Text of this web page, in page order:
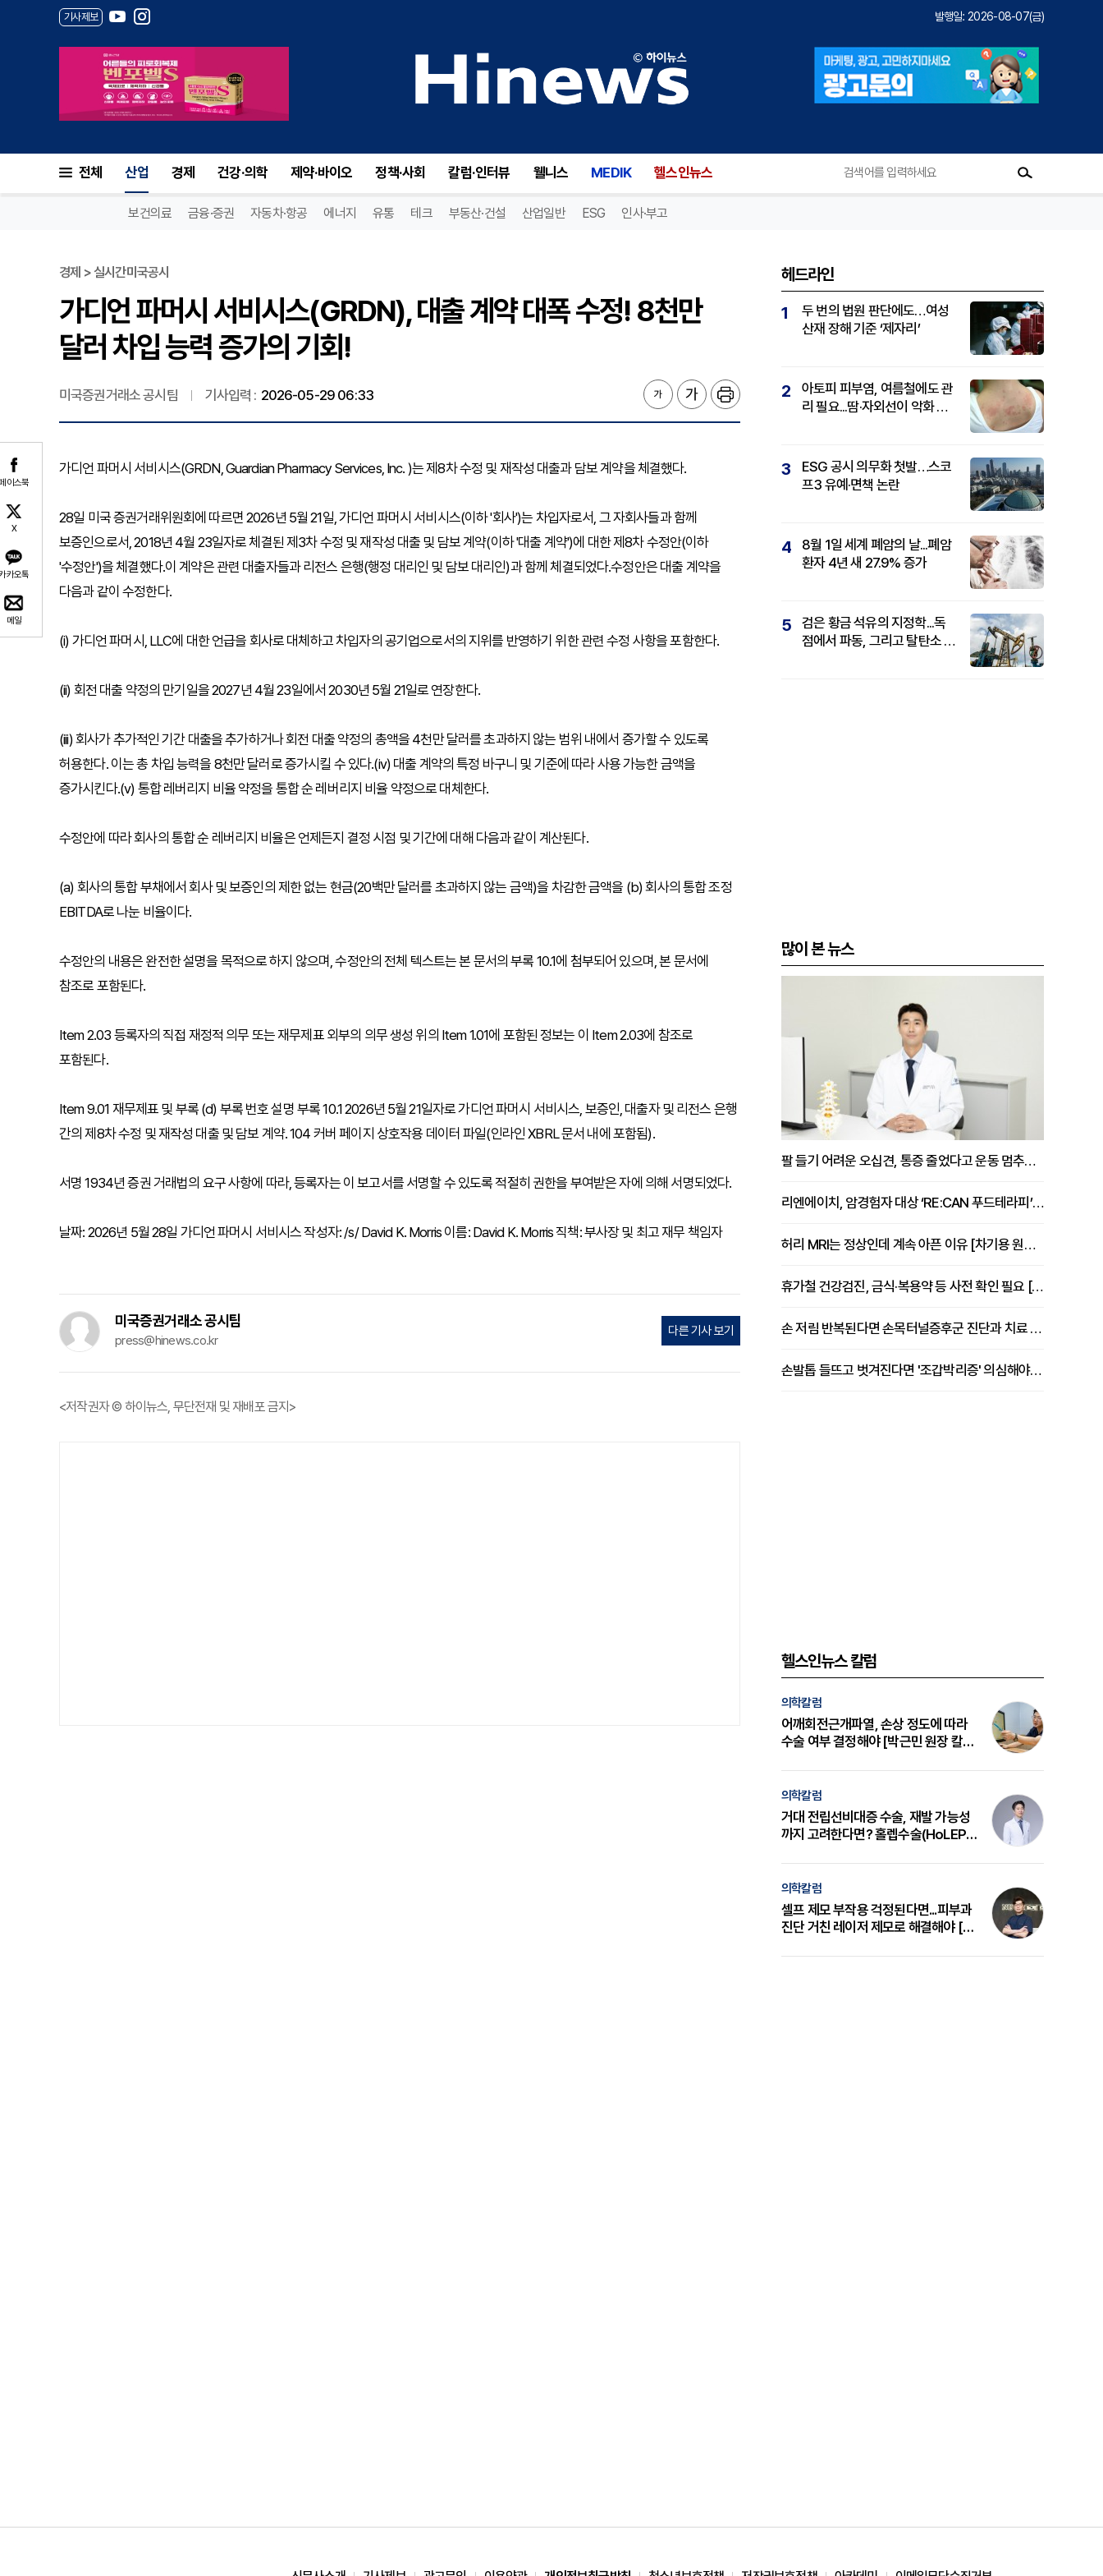
기사제보 발행일: 2026-08-07(금)
전체 산업 경제 건강·의학 제약·바이오 정책·사회 칼럼·인터뷰 웰니스 MEDIK 헬스인뉴스
보건의료 금융·증권 자동차·항공 에너지 유통 테크 부동산·건설 산업일반 ESG 인사·부고
이스북
X
카오톡
메일
경제 > 실시간미국공시
가디언 파머시 서비시스(GRDN), 대출 계약 대폭 수정! 8천만
달러 차입 능력 증가의 기회!
미국증권거래소 공시팀 기사입력 : 2026-05-29 06:33
가디언 파머시 서비시스(GRDN, Guardian Pharmacy Services, Inc. )는 제8차 수정 및 재작성 대출과 담보 계약을 체결했다.
28일 미국 증권거래위원회에 따르면 2026년 5월 21일, 가디언 파머시 서비시스(이하 '회사')는 차입자로서, 그 자회사들과 함께
보증인으로서, 2018년 4월 23일자로 체결된 제3차 수정 및 재작성 대출 및 담보 계약(이하 '대출 계약')에 대한 제8차 수정안(이하
'수정안')을 체결했다.이 계약은 관련 대출자들과 리전스 은행(행정 대리인 및 담보 대리인)과 함께 체결되었다.수정안은 대출 계약을
다음과 같이 수정한다.
(i) 가디언 파머시, LLC에 대한 언급을 회사로 대체하고 차입자의 공기업으로서의 지위를 반영하기 위한 관련 수정 사항을 포함한다.
(ii) 회전 대출 약정의 만기일을 2027년 4월 23일에서 2030년 5월 21일로 연장한다.
(iii) 회사가 추가적인 기간 대출을 추가하거나 회전 대출 약정의 총액을 4천만 달러를 초과하지 않는 범위 내에서 증가할 수 있도록
허용한다. 이는 총 차입 능력을 8천만 달러로 증가시킬 수 있다.(iv) 대출 계약의 특정 바구니 및 기준에 따라 사용 가능한 금액을
증가시킨다.(v) 통합 레버리지 비율 약정을 통합 순 레버리지 비율 약정으로 대체한다.
수정안에 따라 회사의 통합 순 레버리지 비율은 언제든지 결정 시점 및 기간에 대해 다음과 같이 계산된다.
(a) 회사의 통합 부채에서 회사 및 보증인의 제한 없는 현금(20백만 달러를 초과하지 않는 금액)을 차감한 금액을 (b) 회사의 통합 조정
EBITDA로 나눈 비율이다.
수정안의 내용은 완전한 설명을 목적으로 하지 않으며, 수정안의 전체 텍스트는 본 문서의 부록 10.1에 첨부되어 있으며, 본 문서에
참조로 포함된다.
Item 2.03 등록자의 직접 재정적 의무 또는 재무제표 외부의 의무 생성 위의 Item 1.01에 포함된 정보는 이 Item 2.03에 참조로
포함된다.
Item 9.01 재무제표 및 부록 (d) 부록 번호 설명 부록 10.1 2026년 5월 21일자로 가디언 파머시 서비시스, 보증인, 대출자 및 리전스 은행
간의 제8차 수정 및 재작성 대출 및 담보 계약. 104 커버 페이지 상호작용 데이터 파일(인라인 XBRL 문서 내에 포함됨).
서명 1934년 증권 거래법의 요구 사항에 따라, 등록자는 이 보고서를 서명할 수 있도록 적절히 권한을 부여받은 자에 의해 서명되었다.
날짜: 2026년 5월 28일 가디언 파머시 서비시스 작성자: /s/ David K. Morris 이름: David K. Morris 직책: 부사장 및 최고 재무 책임자
미국증권거래소 공시팀
press@hinews.co.kr
다른 기사 보기
<저작권자 © 하이뉴스, 무단전재 및 재배포 금지>
헤드라인
1
두 번의 법원 판단에도…여성
산재 장해 기준 ‘제자리’
2
아토피 피부염, 여름철에도 관
리 필요...땀·자외선이 악화 요
3
ESG 공시 의무화 첫발…스코
프3 유예·면책 논란
4
8월 1일 세계 폐암의 날...폐암
환자 4년 새 27.9% 증가
5
검은 황금 석유의 지정학...독
점에서 파동, 그리고 탈탄소 패
많이 본 뉴스
팔 들기 어려운 오십견, 통증 줄었다고 운동 멈추면 안 되는 이유 [이병욱 원장 칼럼]
리엔에이치, 암경험자 대상 ‘RE:CAN 푸드테라피’ 운영
허리 MRI는 정상인데 계속 아픈 이유 [차기용 원장 칼럼]
휴가철 건강검진, 금식·복용약 등 사전 확인 필요 [정도감 원장 칼럼]
손 저림 반복된다면 손목터널증후군 진단과 치료 시기 살펴야 [김동현 원장 칼럼]
손발톱 들뜨고 벗겨진다면 '조갑박리증' 의심해야 [김철윤 원장 칼럼]
헬스인뉴스 칼럼
의학칼럼
어깨회전근개파열, 손상 정도에 따라
수술 여부 결정해야 [박근민 원장 칼
의학칼럼
거대 전립선비대증 수술, 재발 가능성
까지 고려한다면? 홀렙수술(HoLEP)
의학칼럼
셀프 제모 부작용 걱정된다면...피부과
진단 거친 레이저 제모로 해결해야 [변